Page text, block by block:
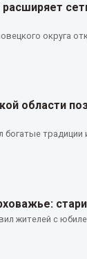
расширяет
округа
области
традиции
жителей с